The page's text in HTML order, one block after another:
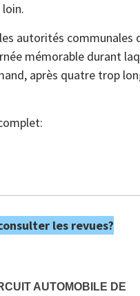
loin.
autorités communales
mémorable durant
après quatre trop
les revues?
AUTOMOBILE DE